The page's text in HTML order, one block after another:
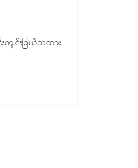
ျင်းခြယ်သထား